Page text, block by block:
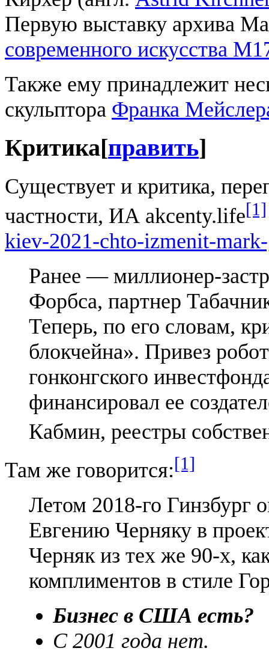
Первую выставку архива
современного искусства
Также ему принадлежит
скульптора Франка
Критика[править]
Существует и критика,
частности, ИА akcenty.life[1]
kiev-2021-chto-izmenit-
Ранее — миллионер-
Форбса, партнер
Теперь, по его словам,
блокчейна». Привез
гонконгского
финансировал ее
Кабмин, реестры
Там же говорится:[1]
Летом 2018-го Гинзбург
Евгению Черняку в
Черняк из тех же 90-х,
комплиментов в стиле
Бизнес в США есть?
С 2001 года нет.